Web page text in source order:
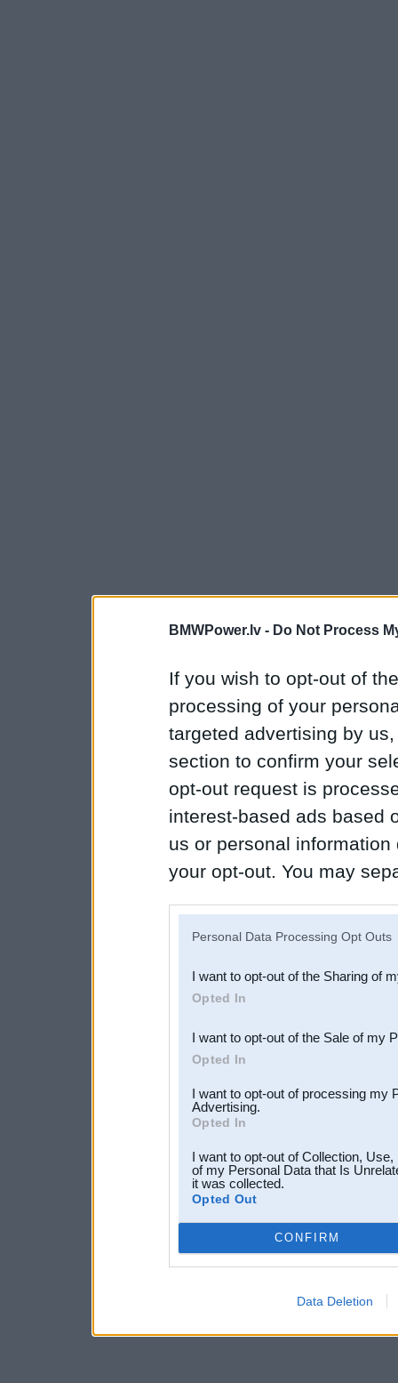
BMWPower.lv - Do Not Process
If you wish to opt-out of
processing of your
targeted advertising by
section to confirm your
opt-out request is
interest-based ads based
us or personal
your opt-out. You may
Downstream Participants
third parties.
Personal Data Processing Opt Outs
I want to opt-out of the Sharing of
Opted In
I want to opt-out of the Sale of my
Opted In
I want to opt-out of processing my
Advertising.
Opted In
I want to opt-out of Collection,
of my Personal Data that Is
it was collected.
Opted Out
CONFIRM
Data Deletion